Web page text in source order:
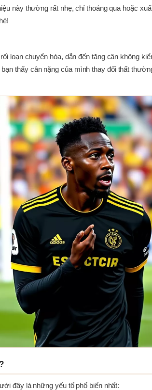
này thường rất nhẹ, chỉ thoáng qua hoặc
loạn chuyển hóa, dẫn đến tăng cân không
thấy cân nặng của mình thay đổi thất
đây là những yếu tố phổ biến nhất: